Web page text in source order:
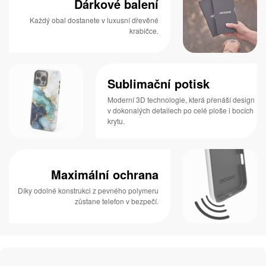
Dárkové balení
Každý obal dostanete v luxusní dřevěné
krabičce.
Sublimační potisk
Moderní 3D technologie, která přenáší design
v dokonalých detailech po celé ploše i bocích
krytu.
Maximální ochrana
Díky odolné konstrukci z pevného polymeru
zůstane telefon v bezpečí.